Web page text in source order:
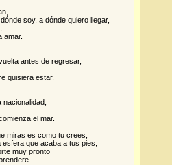
soy, a dónde quiero llegar,
amar.
antes de regresar,
quisiera estar.
el mar.
miras es como tu crees,
que acaba a tus pies,
muy pronto